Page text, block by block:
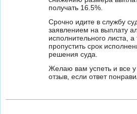
получать 16.5%.
Срочно идите в службу
заявлением на выплату
исполнительного листа,
пропустить срок
решения суда.
Желаю вам успеть и все у
отзыв, если ответ